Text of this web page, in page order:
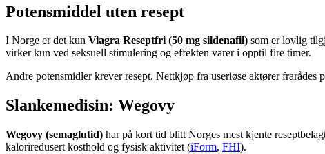
Potensmiddel uten resept
I Norge er det kun Viagra Reseptfri (50 mg sildenafil) som er lovlig
virker kun ved seksuell stimulering og effekten varer i opptil fire timer.
Andre potensmidler krever resept. Nettkjøp fra useriøse aktører frarådes
Slankemedisin: Wegovy
Wegovy (semaglutid) har på kort tid blitt Norges mest kjente
kaloriredusert kosthold og fysisk aktivitet (iForm, FHI).